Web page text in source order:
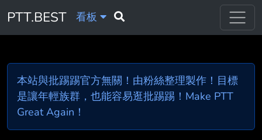
PTT.BEST 看板
本站與批踢踢官方無關！由粉絲整理製作！目標
是讓年輕族群，也能容易逛批踢踢！Make PTT
Great Again！